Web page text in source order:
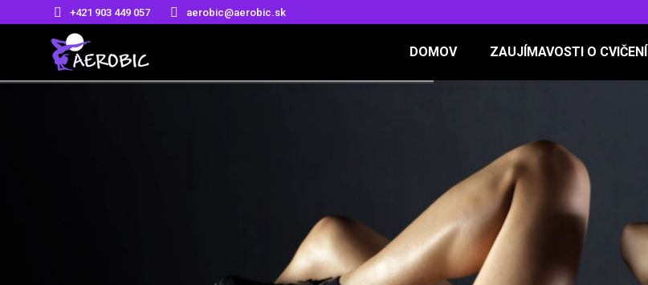
+421 903 449 057 aerobic@aerobic.sk
DOMOV ZAUJÍMAVOSTI O CVIČENÍ